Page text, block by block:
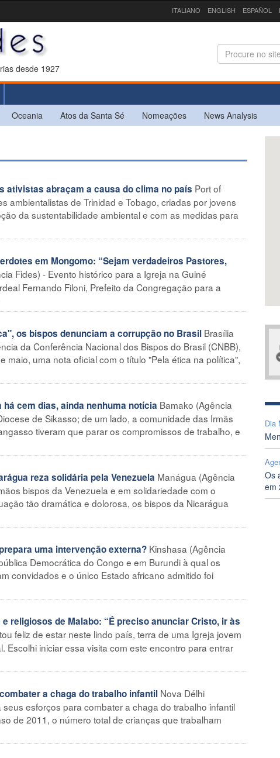
ITALIANO ENGLISH ESPAÑOL
desde 1927
Oceania Atos da Santa Sé Nomeações News Analysis
ativistas abraçam a causa do clima no país Port of
ambientalistas de Trinidad e Tobago, criadas por jovens
da sustentabilidade ambiental e com as medidas para
em Mongomo: “Sejam verdadeiros Pastores,
Fides) - Evento histórico para a Igreja na Guiné
Fernando Filoni, Prefeito da Congregação para a
os bispos denunciam a corrupção no Brasil Brasília
da Conferência Nacional dos Bispos do Brasil (CNBB),
maio, uma nota oficial com o título "Pela ética na política",
cem dias, ainda nenhuma notícia Bamako (Agência
de Sikasso; de um lado, a comunidade das Irmãs
tiveram que parar os compromissos de trabalho, e
reza solidária pela Venezuela Manágua (Agência
bispos da Venezuela e em solidariedade com o
tão dramática e dolorosa, os bispos da Nicarágua
uma intervenção externa? Kinshasa (Agência
Democrática do Congo e em Burundi à qual os
convidados e o único Estado africano admitido foi
religiosos de Malabo: “É preciso anunciar Cristo, ir às
feliz de estar neste lindo país, terra de uma Igreja jovem
Escolhi iniciar essa visita com este encontro para entrar
a chaga do trabalho infantil Nova Délhi
esforços para combater a chaga do trabalho infantil
de 2011, o número total de crianças que trabalham
Dia
Os
em